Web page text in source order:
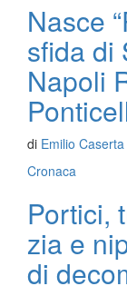
Nasce
sfida di
Napoli
di Emilio Caserta
Cronaca
Portici,
zia e
di